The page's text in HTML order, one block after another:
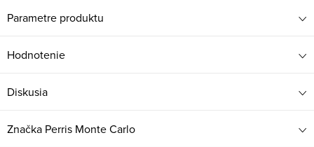
Parametre produktu
Hodnotenie
Diskusia
Značka Perris Monte Carlo